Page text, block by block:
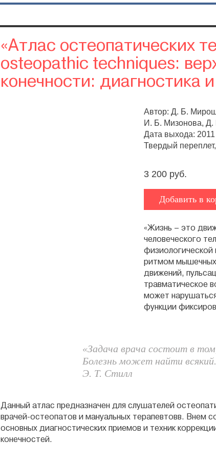
«Атлас остеопатических
osteopathic techniques:
конечности: диагностика
Автор: Д. Б.
И. Б. Мизонова, Д.
Дата выхода: 2011
Твердый
3 200 руб.
Добавить в
«Жизнь – это
человеческого
ритмом
движений,
травматическое
может
функции
«Задача врача состоит в
Болезнь может найти
Э. Т. Стилл
Данный атлас предназначен для слушателей
врачей-остеопатов и мануальных терапевтовв. Внем
основных диагностических приемов и техник
конечностей.